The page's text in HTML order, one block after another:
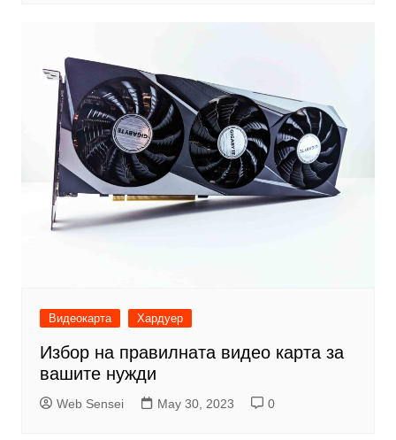
Видеокарта Хардуер
Избор на правилната видео карта за
вашите нужди
Web Sensei May 30, 2023 0